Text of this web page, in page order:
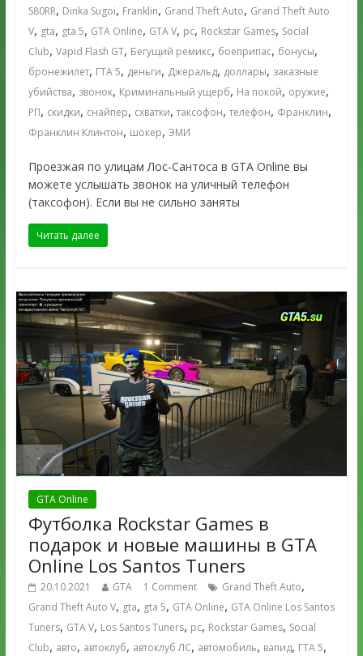
S80RR, Dinka Sugoi, Franklin, Grand Theft Auto, Grand Theft Auto
V, gta, gta 5, GTA Online, GTA V, pc, Rockstar Games, Social
Club, Vapid Flash GT, Бегущий ремикс, боеприпас, бонусы,
бронежилет, ГТА 5, деньги, Джеральд, доллары, заказные
убийства, звонок, Криминальный ущерб, На покой, оружие,
РП, скидки, снайпер, схватки, таксофон, телефон, Франклин,
Франклин Клинтон, шокер, ЭМИ
Проезжая по улицам Лос-Сантоса в GTA Online вы
можете услышать звонок на уличный телефон
(таксофон). Если вы не сильно заняты
Читать далее
GTA Online
Футболка Rockstar Games в
подарок и новые машины в GTA
Online Los Santos Tuners
20.10.2021 GTA 1 Comment Grand Theft Auto,
Grand Theft Auto V, gta, gta 5, GTA Online, GTA Online Los Santos
Tuners, GTA V, Los Santos Tuners, pc, Rockstar Games, Social
Club, авто, автоклуб, автоклуб ЛС, автомобиль, вапид, ГТА 5,